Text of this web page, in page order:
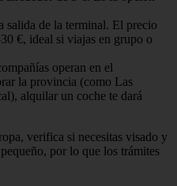
salida de la terminal. El precio
€, ideal si viajas en grupo o
operan en el
la provincia (como Las
alquilar un coche te dará
verifica si necesitas visado y
por lo que los trámites